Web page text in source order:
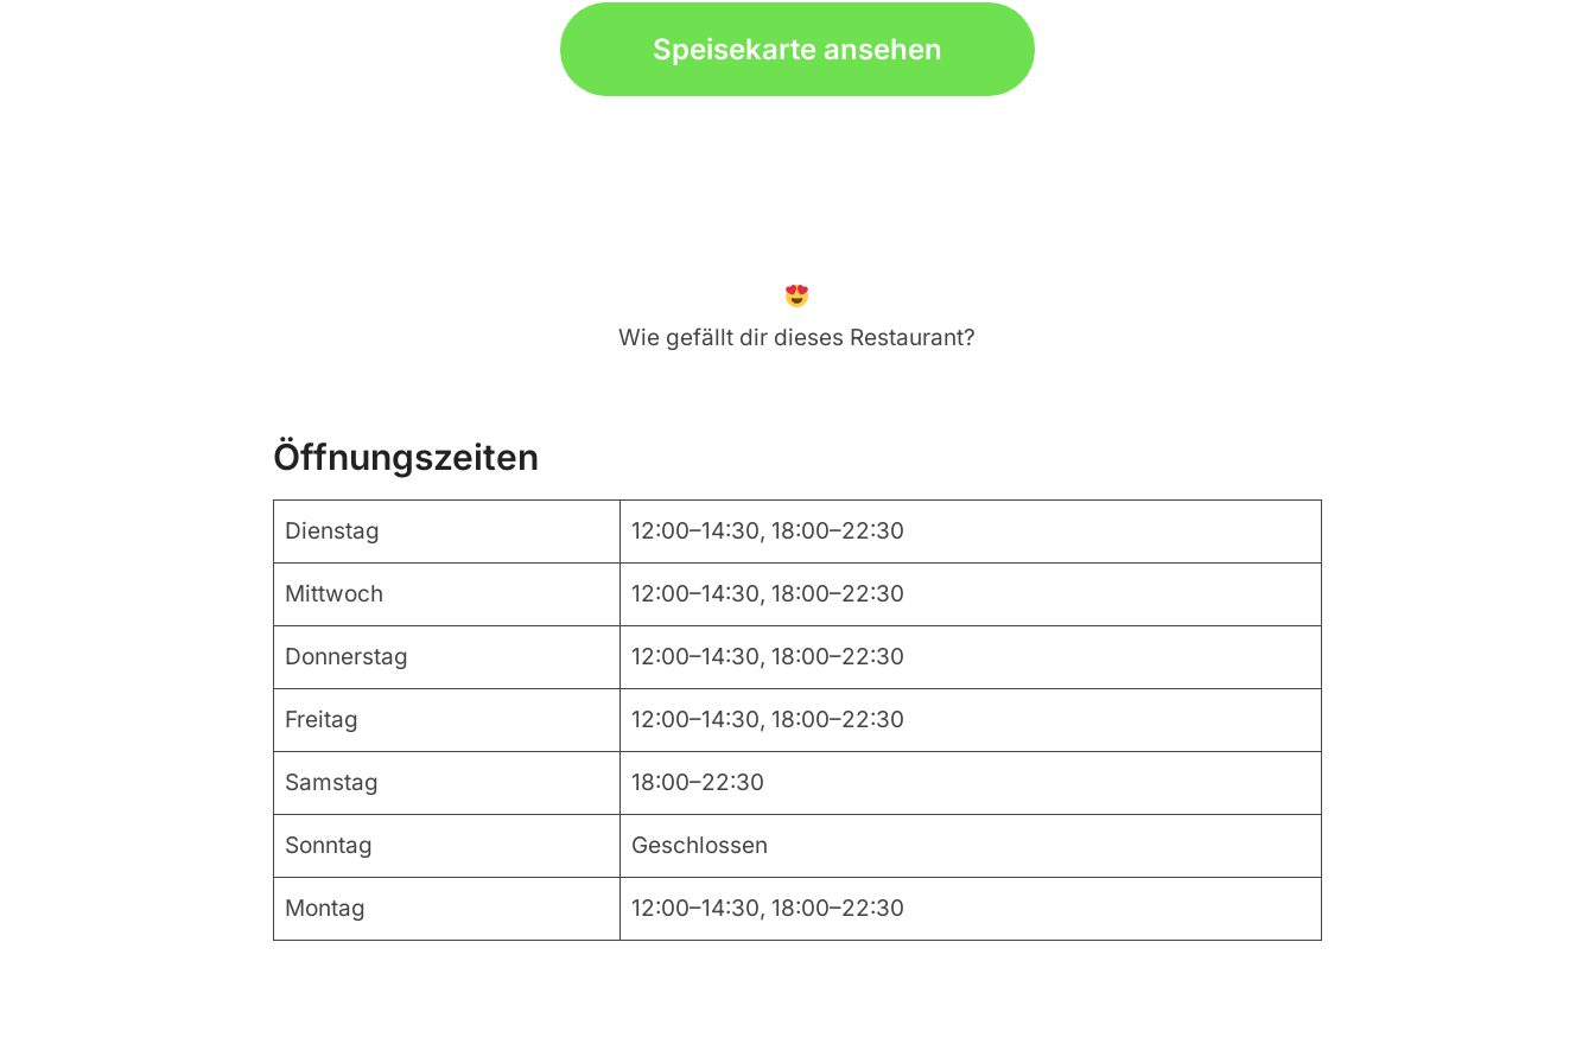
Speisekarte ansehen
Wie gefällt dir dieses Restaurant?
Öffnungszeiten
Dienstag 12:00–14:30, 18:00–22:30
Mittwoch 12:00–14:30, 18:00–22:30
Donnerstag 12:00–14:30, 18:00–22:30
Freitag 12:00–14:30, 18:00–22:30
Samstag 18:00–22:30
Sonntag Geschlossen
Montag 12:00–14:30, 18:00–22:30